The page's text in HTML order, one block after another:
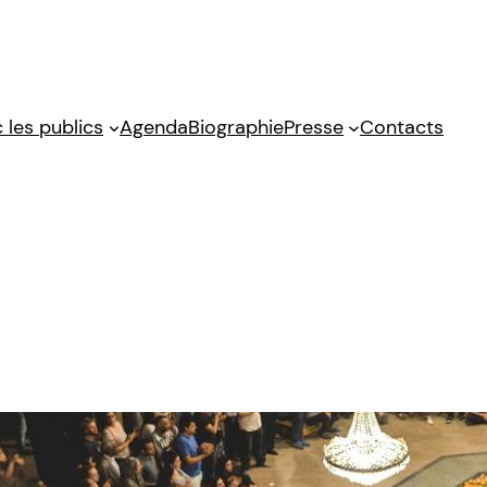
les publics AgendaBiographiePresse Contacts